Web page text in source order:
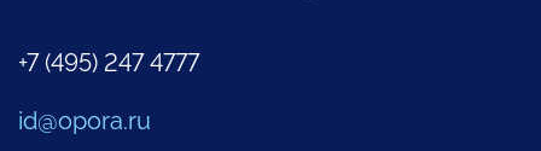
+7 (495) 247 4777
id@opora.ru